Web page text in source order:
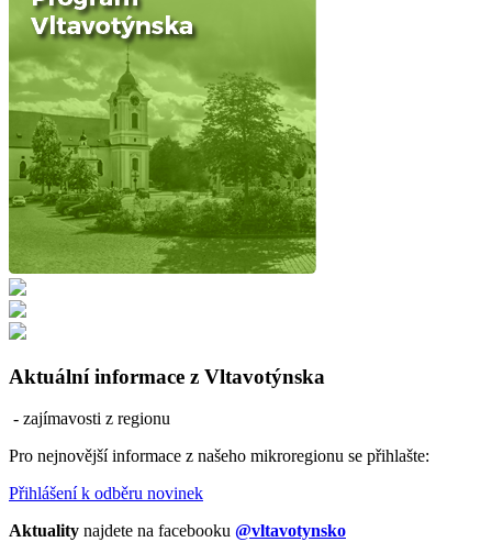
Aktuální informace z Vltavotýnska
- zajímavosti z regionu
Pro nejnovější informace z našeho mikroregionu se přihlašte:
Přihlášení k odběru novinek
Aktuality najdete na facebooku @vltavotynsko